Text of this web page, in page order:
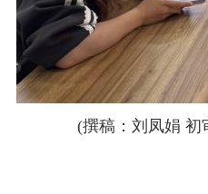
(撰稿：刘凤娟 初